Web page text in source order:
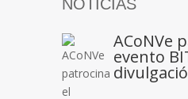
NOTICIAS
ACoNVe
evento